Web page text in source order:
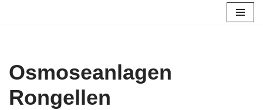
Osmoseanlagen
Rongellen